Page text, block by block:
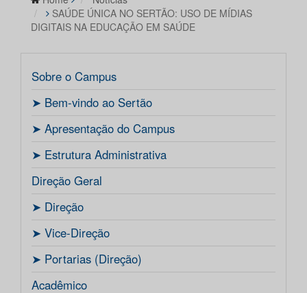
SAÚDE ÚNICA NO SERTÃO: USO DE MÍDIAS
DIGITAIS NA EDUCAÇÃO EM SAÚDE
Sobre o Campus
ㅤ➤ Bem-vindo ao Sertão
ㅤ➤ Apresentação do Campus
ㅤ➤ Estrutura Administrativa
Direção Geral
ㅤ➤ Direção
ㅤ➤ Vice-Direção
ㅤ➤ Portarias (Direção)
Acadêmico